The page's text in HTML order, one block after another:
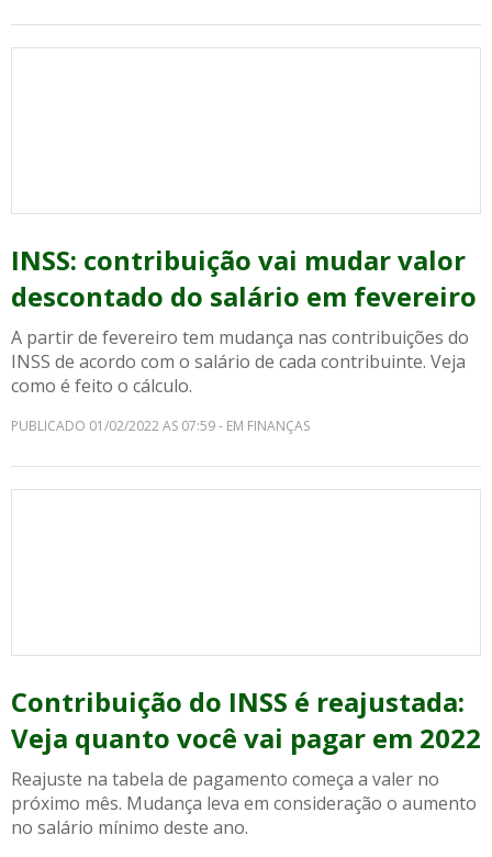
INSS: contribuição vai mudar valor
descontado do salário em fevereiro
A partir de fevereiro tem mudança nas contribuições do
INSS de acordo com o salário de cada contribuinte. Veja
como é feito o cálculo.
PUBLICADO 01/02/2022 AS 07:59 - EM FINANÇAS
Contribuição do INSS é reajustada:
Veja quanto você vai pagar em 2022
Reajuste na tabela de pagamento começa a valer no
próximo mês. Mudança leva em consideração o aumento
no salário mínimo deste ano.